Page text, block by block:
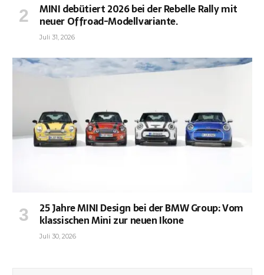
MINI debütiert 2026 bei der Rebelle Rally mit
neuer Offroad-Modellvariante.
Juli 31, 2026
25 Jahre MINI Design bei der BMW Group: Vom
klassischen Mini zur neuen Ikone
Juli 30, 2026